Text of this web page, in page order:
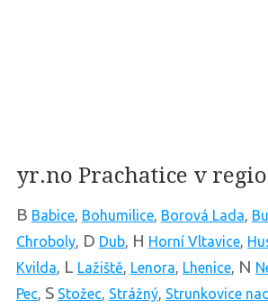
yr.no Prachatice v
B Babice, Bohumilice, Borová Lada,
Chroboly, D Dub, H Horní Vltavice,
Kvilda, L Lažiště, Lenora, Lhenice, N
Pec, S Stožec, Strážný, Strunkovice